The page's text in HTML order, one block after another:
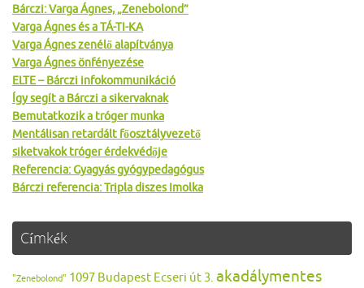
Bárczi: Varga Ágnes, „Zenebolond”
Varga Ágnes és a TÁ-TI-KA
Varga Ágnes zenélő alapítványa
Varga Ágnes önfényezése
ELTE – Bárczi infokommunikáció
Így segít a Bárczi a sikervaknak
Bemutatkozik a tróger munka
Mentálisan retardált főosztályvezető
siketvakok tróger érdekvédője
Referencia: Gyagyás gyógypedagógus
Bárczi referencia: Tripla diszes Imolka
Címkék
"Zenebolond" 1097 Budapest Ecseri út 3. akadálymentes